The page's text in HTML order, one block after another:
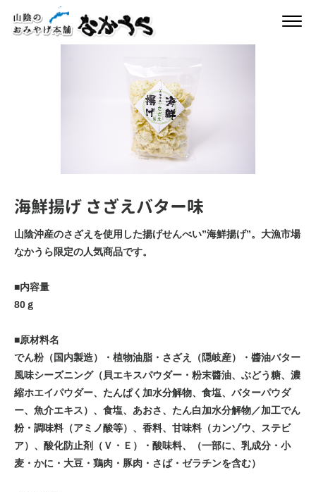
海鮮揚げ さざえバター味
山陰沖産のさざえを使用した揚げせんべい”海鮮揚げ”。大漁市場
なかうら限定の人気商品です。
■内容量
80ｇ
■原材料名
でん粉（国内製造）・植物油脂・さざえ（隠岐産）・醬油バター
風味シーズニング（貝エキスパウダー・粉末醬油、ぶどう糖、濃
縮ホエイパウダー、たんぱく加水分解物、食塩、バターパウダ
ー、魚介エキス）、食塩、あおさ、たん白加水分解物／加工でん
粉・調味料（アミノ酸等）、香料、甘味料（カンゾウ、ステビ
ア）、酸化防止剤（Ｖ・Ｅ）・酸味料、（一部に、乳成分・小
麦・かに・大豆・鶏肉・豚肉・さば・ゼラチンを含む）